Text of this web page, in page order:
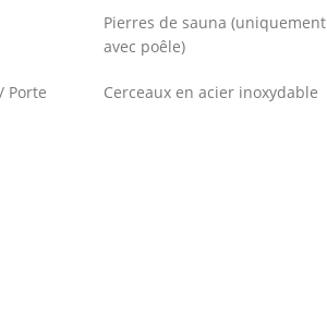
Porte
Pierres de sauna (uniquement
avec poêle)
Cerceaux en acier inoxydable